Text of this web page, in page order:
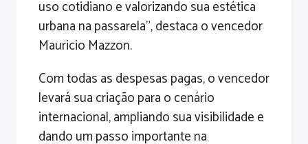
uso cotidiano e valorizando sua estética
urbana na passarela”, destaca o vencedor
Mauricio Mazzon.
Com todas as despesas pagas, o vencedor
levará sua criação para o cenário
internacional, ampliando sua visibilidade e
dando um passo importante na